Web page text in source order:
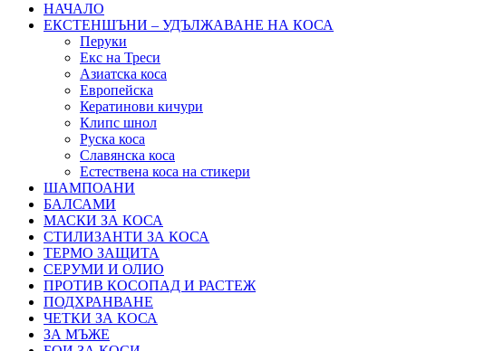
НАЧАЛО
ЕКСТЕНШЪНИ – УДЪЛЖАВАНЕ НА КОСА
Перуки
Екс на Треси
Азиатска коса
Европейска
Кератинови кичури
Клипс шнол
Руска коса
Славянска коса
Естествена коса на стикери
ШАМПОАНИ
БАЛСАМИ
МАСКИ ЗА КОСА
СТИЛИЗАНТИ ЗА КОСА
ТЕРМО ЗАЩИТА
СЕРУМИ И ОЛИО
ПРОТИВ КОСОПАД И РАСТЕЖ
ПОДХРАНВАНЕ
ЧЕТКИ ЗА КОСА
ЗА МЪЖЕ